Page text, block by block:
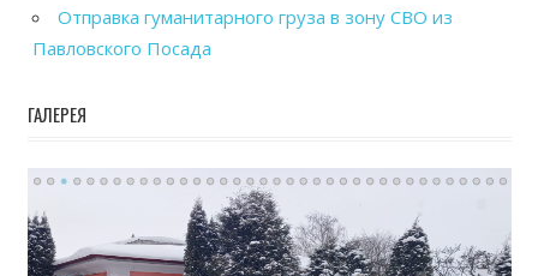
Отправка гуманитарного груза в зону СВО из
Павловского Посада
ГАЛЕРЕЯ